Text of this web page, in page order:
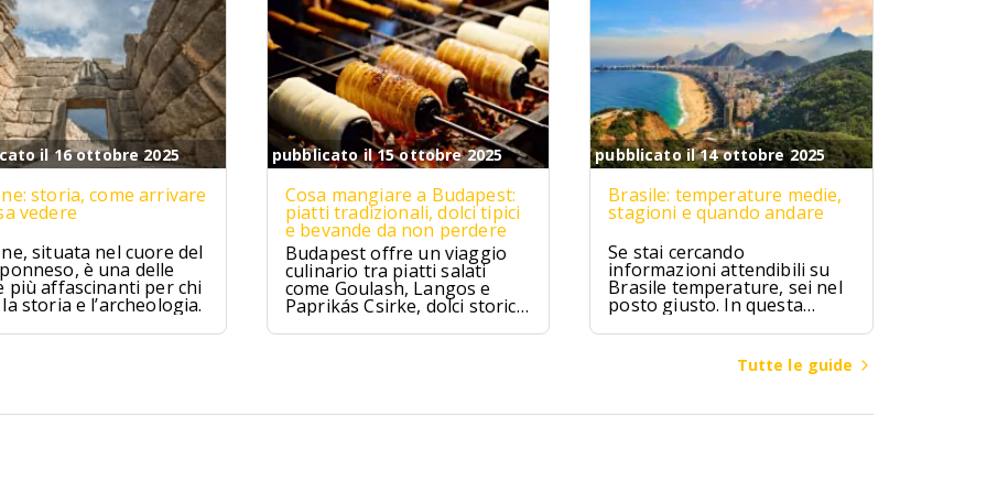
il 16 ottobre 2025
storia, come arrivare
vedere
situata nel cuore del
è una delle
più affascinanti per chi
storia e l’archeologia.
pubblicato il 15 ottobre 2025
Cosa mangiare a Budapest:
piatti tradizionali, dolci tipici
e bevande da non perdere
Budapest offre un viaggio
culinario tra piatti salati
come Goulash, Langos e
Paprikás Csirke, dolci storici
come Dobos Torte e
Kürtőskalács, e distillati tipici
pubblicato il 14 ottobre 2025
Brasile: temperature medie,
stagioni e quando andare
Se stai cercando
informazioni attendibili su
Brasile temperature, sei nel
posto giusto. In questa
guida troverai valori medi
mensili, differenze climatiche
tra regioni (Amazzonia,
Nord-Est, Sud-Est, Sud,
quando andare in Brasile per
Tutte le guide